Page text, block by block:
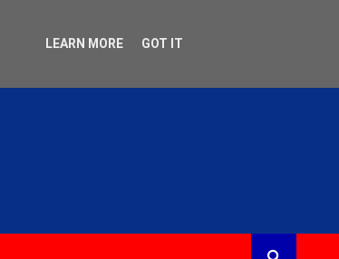
LEARN MORE GOT IT